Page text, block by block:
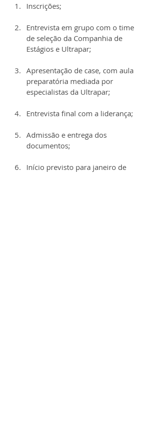
Inscrições;
Entrevista em grupo com o time
de seleção da Companhia de
Estágios e Ultrapar;
Apresentação de case, com aula
preparatória mediada por
especialistas da Ultrapar;
Entrevista final com a liderança;
Admissão e entrega dos
documentos;
Início previsto para janeiro de